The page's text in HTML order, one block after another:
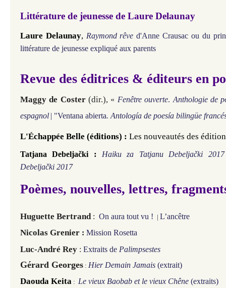
Littérature de jeunesse de Laure Delaunay
Laure Delaunay, Raymond rêved'Anne Crausac ou du
littérature de jeunesse expliqué aux parents
Revue des éditrices & éditeurs en
Maggy de Coster(dir.), « Fenêtre ouverte. Anthologie de
espagnol | "Ventana abierta. Antología de poesía bilingüe
L'Échappée Belle (éditions) : Les nouveautés des
Tatjana Debeljački:Haiku za Tatjanu Debeljački
Debeljački 2017
Poèmes, nouvelles, lettres,
Huguette Bertrand : On aura tout vu ! | L’ancêtre
Nicolas Grenier : Mission Rosetta
Luc-André Rey : Extraits de Palimpsestes
Gérard Georges : Hier Demain Jamais (extrait)
Daouda Keita : Le vieux Baobab et le vieux Chêne (extraits)